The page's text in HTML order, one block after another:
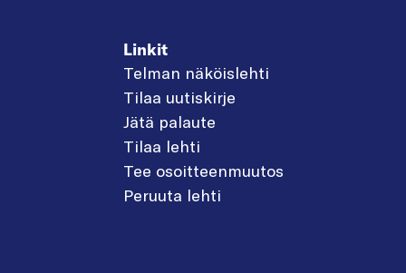
Linkit
Telman näköislehti
Tilaa uutiskirje
Jätä palaute
Tilaa lehti
Tee osoitteenmuutos
Peruuta lehti